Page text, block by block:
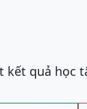
quả học